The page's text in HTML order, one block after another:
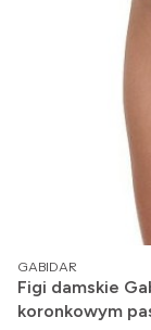
PRODUCENT
GABIDAR
Figi damskie
koronkowym